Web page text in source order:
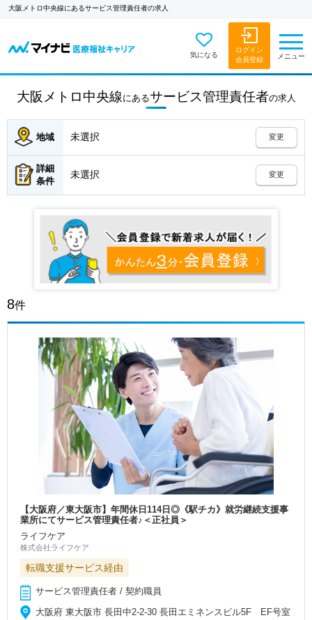
大阪メトロ中央線にあるサービス管理責任者の求人
気になる
ログイン
会員登録
メニュー
大阪メトロ中央線 にあるサービス管理責任者の求人
地域 未選択 変更
詳細
条件
未選択 変更
8件
【大阪府／東大阪市】年間休日114日◎《駅チカ》就労継続支援事
業所にてサービス管理責任者♪＜正社員＞
ライフケア
株式会社ライフケア
転職支援サービス経由
サービス管理責任者 / 契約職員
大阪府 東大阪市 長田中2-2-30 長田エミネンスビル5F EF号室